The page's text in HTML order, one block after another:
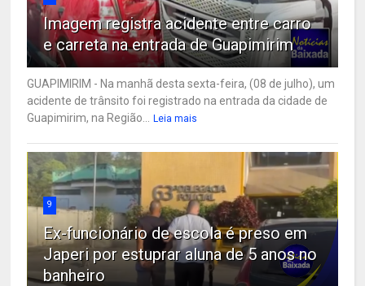
Imagem registra acidente entre carro
e carreta na entrada de Guapimirim
GUAPIMIRIM - Na manhã desta sexta-feira, (08 de julho), um
acidente de trânsito foi registrado na entrada da cidade de
Guapimirim, na Região...
Leia mais
9
Ex-funcionário de escola é preso em
Japeri por estuprar aluna de 5 anos no
banheiro